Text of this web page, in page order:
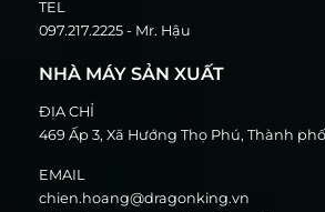
TEL
097.217.2225 - Mr. Hậu
NHÀ MÁY SẢN XUẤT
ĐỊA CHỈ
469 Ấp 3, Xã Hướng Thọ Phú, Thành
EMAIL
chien.hoang@dragonking.vn